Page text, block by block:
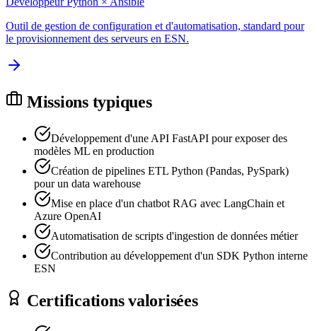
Outil de gestion de configuration et d'automatisation, standard pour
le provisionnement des serveurs en ESN.
Missions typiques
Développement d'une API FastAPI pour exposer des
modèles ML en production
Création de pipelines ETL Python (Pandas, PySpark)
pour un data warehouse
Mise en place d'un chatbot RAG avec LangChain et
Azure OpenAI
Automatisation de scripts d'ingestion de données métier
Contribution au développement d'un SDK Python interne
ESN
Certifications valorisées